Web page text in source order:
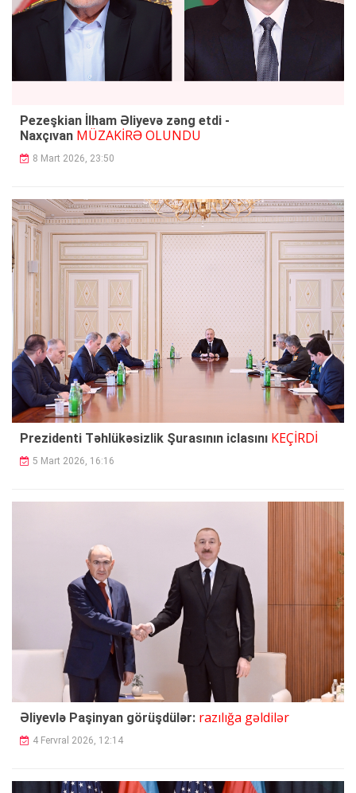
Pezeşkian İlham Əliyevə zəng etdi -
Naxçıvan MÜZAKİRƏ OLUNDU
8 Mart 2026, 23:50
Prezidenti Təhlükəsizlik Şurasının iclasını KEÇİRDİ
5 Mart 2026, 16:16
Əliyevlə Paşinyan görüşdülər: razılığa gəldilər
4 Fervral 2026, 12:14